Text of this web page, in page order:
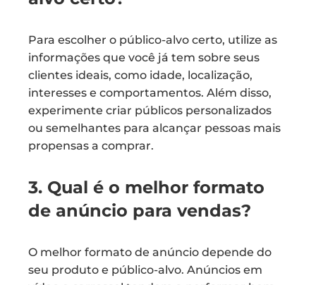
Para escolher o público-alvo certo, utilize as
informações que você já tem sobre seus
clientes ideais, como idade, localização,
interesses e comportamentos. Além disso,
experimente criar públicos personalizados
ou semelhantes para alcançar pessoas mais
propensas a comprar.
3. Qual é o melhor formato
de anúncio para vendas?
O melhor formato de anúncio depende do
seu produto e público-alvo. Anúncios em